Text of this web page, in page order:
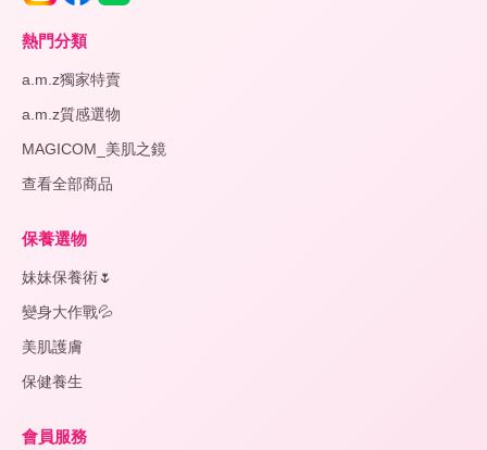
熱門分類
a.m.z獨家特賣
a.m.z質感選物
MAGICOM_美肌之鏡
查看全部商品
保養選物
妹妹保養術🌷
變身大作戰💦
美肌護膚
保健養生
會員服務